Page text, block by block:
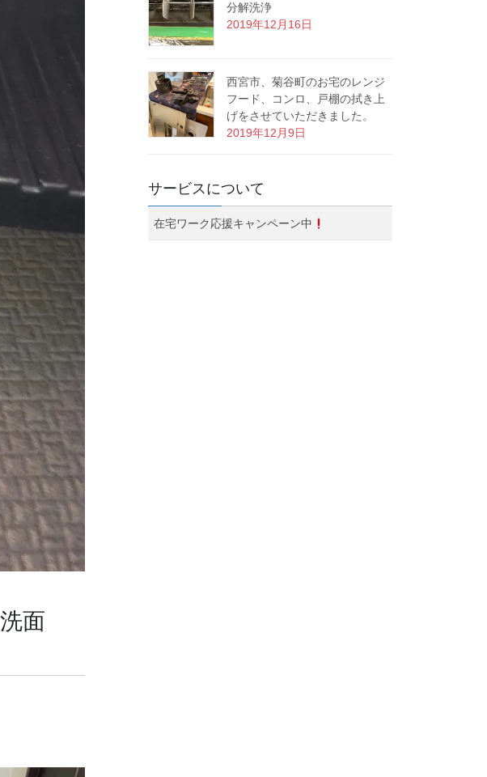
面
分解洗浄
2019年12月16日
西宮市、菊谷町のお宅のレンジ
フード、コンロ、戸棚の拭き上
げをさせていただきました。
2019年12月9日
サービスについて
在宅ワーク応援キャンペーン中